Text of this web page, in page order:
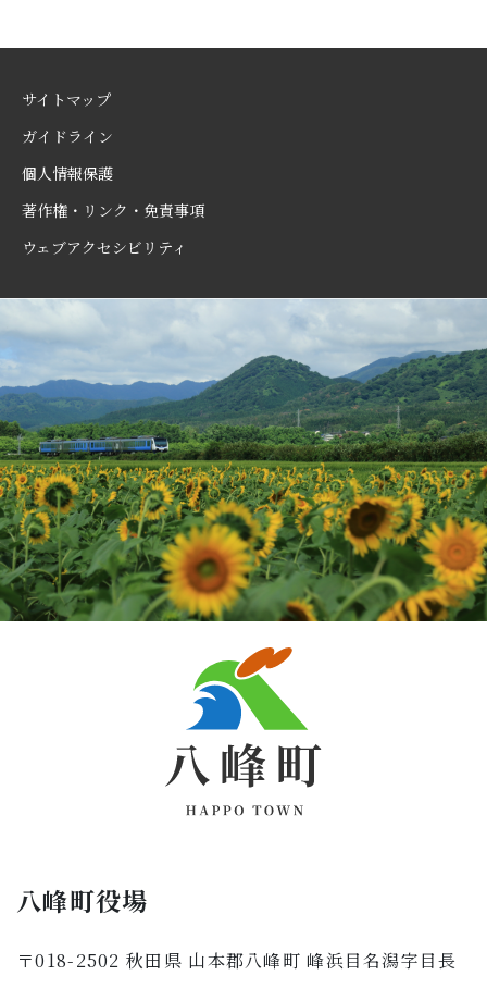
サイトマップ
ガイドライン
個人情報保護
著作権・リンク・免責事項
ウェブアクセシビリティ
八峰町役場
〒018-2502 秋田県 山本郡八峰町 峰浜目名潟字目長